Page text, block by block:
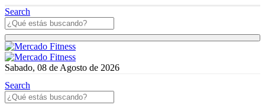
Search
Sabado, 08 de Agosto de 2026
Search